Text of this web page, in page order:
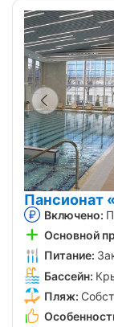
Пансионат
Включено:
Основной
Питание:
Бассейн:
Пляж: